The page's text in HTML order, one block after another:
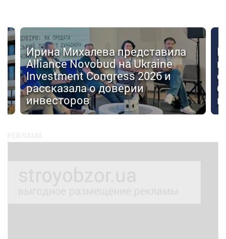
Ирина Михалева представила
Alliance Novobud на Ukraine
Investment Congress 2026 и
рассказала о доверии
инвесторов